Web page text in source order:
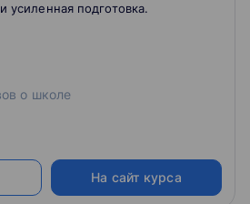
подготовка.
о школе
На сайт курса